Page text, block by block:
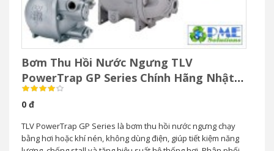
Bơm Thu Hồi Nước Ngưng TLV
PowerTrap GP Series Chính Hãng Nhật
Bản
0 đ
TLV PowerTrap GP Series là bơm thu hồi nước ngưng chạy
bằng hơi hoặc khí nén, không dùng điện, giúp tiết kiệm năng